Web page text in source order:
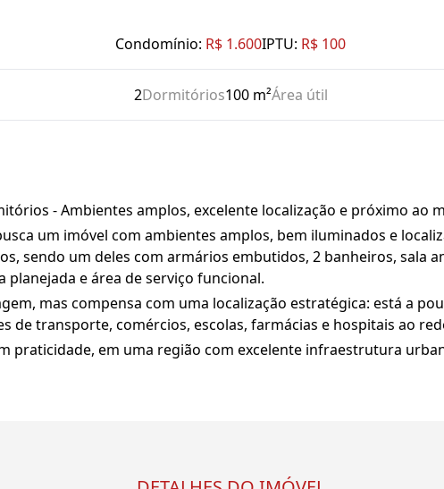
Condomínio: R$ 1.600IPTU: R$ 100
2Dormitórios100 m²Área útil
- Ambientes amplos, excelente localização e próximo ao
um imóvel com ambientes amplos, bem iluminados e
sendo um deles com armários embutidos, 2 banheiros, sala
planejada e área de serviço funcional.
mas compensa com uma localização estratégica: está a
de transporte, comércios, escolas, farmácias e hospitais ao
praticidade, em uma região com excelente infraestrutura